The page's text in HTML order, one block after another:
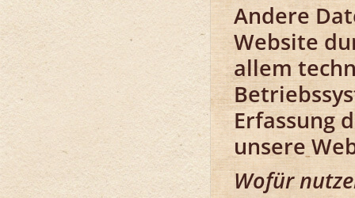
Andere
Website
allem
Erfassung
unsere
Wofür